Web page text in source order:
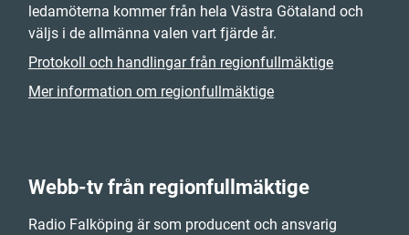
ledamöterna kommer från hela Västra Götaland och
väljs i de allmänna valen vart fjärde år.
Protokoll och handlingar från regionfullmäktige
Mer information om regionfullmäktige
Webb-tv från regionfullmäktige
Radio Falköping är som producent och ansvarig